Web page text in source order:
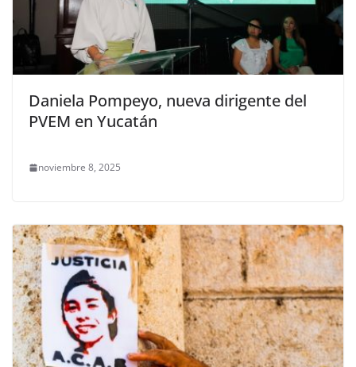
Daniela Pompeyo, nueva dirigente del
PVEM en Yucatán
noviembre 8, 2025